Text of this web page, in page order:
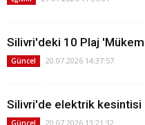
Silivri'deki 10 Plaj
Güncel 20.07.2026 14:37:57
Silivri'de elektrik kesintisi
Güncel 20.07.2026 13:21:32